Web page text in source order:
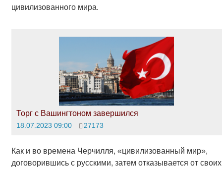
цивилизованного мира.
Торг с Вашингтоном завершился
18.07.2023 09:00 27173
Как и во времена Черчилля, «цивилизованный мир»,
договорившись с русскими, затем отказывается от своих